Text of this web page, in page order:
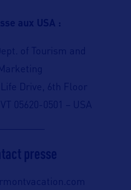
aux USA :
of Tourism and
Drive, 6th Floor
05620-0501 – USA
presse